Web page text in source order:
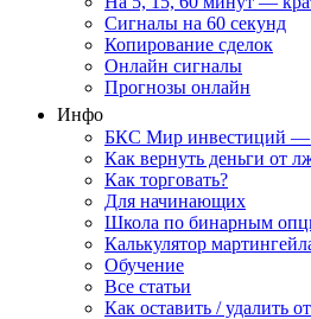
Сигналы на 60 секунд
Копирование сделок
Онлайн сигналы
Прогнозы онлайн
Инфо
БКС Мир инвестиций
Как вернуть деньги от
Как торговать?
Для начинающих
Школа по бинарным
Калькулятор
Обучение
Все статьи
Как оставить / удалить